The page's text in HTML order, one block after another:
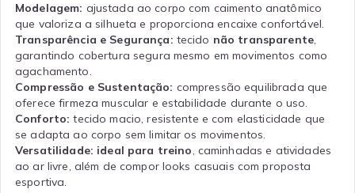
Modelagem: ajustada ao corpo com caimento anatômico
que valoriza a silhueta e proporciona encaixe confortável.
Transparência e Segurança: tecido não transparente
garantindo cobertura segura mesmo em movimentos como
agachamento.
Compressão e Sustentação: compressão equilibrada que
oferece firmeza muscular e estabilidade durante o uso.
Conforto: tecido macio, resistente e com elasticidade que
se adapta ao corpo sem limitar os movimentos.
Versatilidade: ideal para treino , caminhadas e atividades
ao ar livre, além de compor looks casuais com proposta
esportiva.